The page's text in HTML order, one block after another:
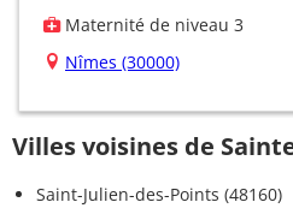
Maternité de niveau 3
Nîmes (30000)
Villes voisines de
Saint-Julien-des-Points (48160)